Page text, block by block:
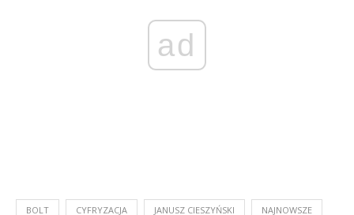
ad
BOLT CYFRYZACJA JANUSZ CIESZYŃSKI NAJNOWSZE